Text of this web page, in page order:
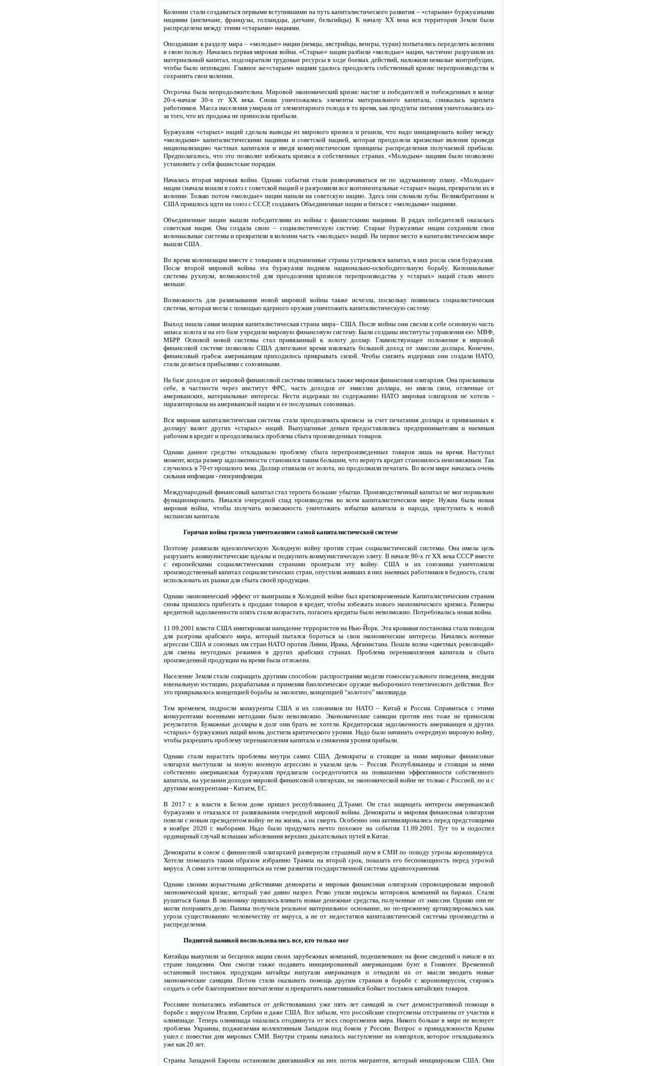
Колонии стали создаваться первыми вступившими на путь капиталистического развития – «старыми» буржуазными
нациями (англичане, французы, голландцы, датчане, бельгийцы). К началу ХХ века вся территория Земли была
распределена между этими «старыми» нациями.
Опоздавшие к разделу мира – «молодые» нации (немцы, австрийцы, венгры, турки) попытались переделить колонии
в свою пользу. Началась первая мировая война. «Старые» нации разбили «молодые» нации, частично разрушили их
материальный капитал, подсократили трудовые ресурсы в ходе боевых действий, наложили немалые контрибуции,
чтобы было неповадно. Главное же«старым» нациям удалось преодолеть собственный кризис перепроизводства и
сохранить свои колонии.
Отсрочка была непродолжительна. Мировой экономический кризис настиг и победителей и побежденных в конце
20-х-начале 30-х гг ХХ века. Снова уничтожались элементы материального капитала, снижалась зарплата
работников. Масса населения умирала от элементарного голода в то время, как продукты питания уничтожались из-
за того, что их продажа не приносила прибыли.
Буржуазия «старых» наций сделала выводы из мирового кризиса и решила, что надо инициировать войну между
«молодыми» капиталистическими нациями и советской нацией, которая преодолела кризисные явления проведя
национализацию частных капиталов и введя коммунистические принципы распределения получаемой прибыли.
Предполагалось, что это позволит избежать кризиса в собственных странах. «Молодым» нациям было позволено
установить у себя фашистские порядки.
Началась вторая мировая война. Однако события стали разворачиваться не по задуманному плану. «Молодые»
нации сначала вошли в союз с советской нацией и разгромили все континентальные «старые» нации, превратили их в
колонии. Только потом «молодые» нации напали на советскую нацию. Здесь они сломали зубы. Великобритании и
США пришлось идти на союз с СССР, создавать Объединенные нации и биться с «молодыми» нациями.
Объединенные нации вышли победителями из войны с фашистскими нациями. В рядах победителей оказалась
советская нация. Она создала свою – социалистическую систему. Старые буржуазные нации сохранили свои
колониальные системы и превратили в колонии часть «молодых» наций. На первое место в капиталистическом мире
вышли США.
Во время колонизации вместе с товарами в подчиненные страны устремлялся капитал, в них росла своя буржуазия.
После второй мировой войны эта буржуазия подняла национально-освободительную борьбу. Колониальные
системы рухнули, возможностей для преодоления кризисов перепроизводства у «старых» наций стало много
меньше.
Возможность для развязывания новой мировой войны также исчезла, поскольку появилась социалистическая
система, которая могла с помощью ядерного оружия уничтожить капиталистическую систему.
Выход нашла самая мощная капиталистическая страна мира– США. После войны они свезли к себе основную часть
запаса золота и на его базе учредили мировую финансовую систему. Были созданы институты управления ею: МВФ,
МБРР. Основой новой системы стал привязанный к золоту доллар. Главенствующее положение в мировой
финансовой системе позволяло США длительное время извлекать большой доход от эмиссии доллара. Конечно,
финансовый грабеж американцам приходилось прикрывать силой. Чтобы снизить издержки они создали НАТО,
стали делиться прибылями с союзниками.
На базе доходов от мировой финансовой системы появилась также мировая финансовая олигархия. Она присваивала
себе, в частности через институт ФРС, часть доходов от эмиссии доллара, но имела свои, отличные от
американских, материальные интересы. Нести издержки по содержанию НАТО мировая олигархия не хотела -
паразитировала на американской нации и ее послушных союзниках.
Вся мировая капиталистическая система стала преодолевать кризисы за счет печатания доллара и привязанных к
доллару валют других «старых» наций. Выпущенные деньги предоставлялись предпринимателям и наемным
рабочим в кредит и преодолевалась проблема сбыта произведенных товаров.
Однако данное средство откладывало проблему сбыта перепроизведенных товаров лишь на время. Наступал
момент, когда размер задолженности становился таким большим, что вернуть кредит становилось невозможным. Так
случилось в 70-гг прошлого века. Доллар отвязали от золота, но продолжили печатать. Во всем мире началась очень
сильная инфляция - гиперинфляция.
Международный финансовый капитал стал терпеть большие убытки. Производственный капитал не мог нормально
функционировать. Начался очередной спад производства во всем капиталистическом мире. Нужна была новая
мировая война, чтобы получить возможность уничтожить избытки капитала и народа, приступить к новой
экспансии капитала.
Горячая война грозила уничтожением самой капиталистической системе
Поэтому развязали идеологическую Холодную войну против стран социалистической системы. Она имела цель
разрушить коммунистические идеалы и подкупить коммунистическую элиту. В начале 90-х гг ХХ века СССР вместе
с европейскими социалистическими странами проиграли эту войну. США и их союзники уничтожили
производственный капитал социалистических стран, опустили живших в них наемных работников в бедность, стали
использовать их рынки для сбыта своей продукции.
Однако экономический эффект от выигрыша в Холодной войне был кратковременным. Капиталистическим странам
снова пришлось прибегать к продаже товаров в кредит, чтобы избежать нового экономического кризиса. Размеры
кредитной задолженности опять стали возрастать, погасить кредиты было невозможно. Потребовалась новая война.
11.09.2001 власти США имитировали нападение террористов на Нью-Йорк. Эта кровавая постановка стала поводом
для разгрома арабского мира, который пытался бороться за свои экономические интересы. Начались военные
агрессии США и союзных им стран НАТО против Ливии, Ирака, Афганистана. Пошла волна «цветных революций»
для смены неугодных режимов в других арабских странах. Проблема перенакопления капитала и сбыта
произведенной продукции на время была отложена.
Население Земли стали сокращать другими способом: распространяя модели гомосексуального поведения, внедряя
ювенальную юстицию, разрабатывая и применяя биологическое оружие выборочного генетического действия. Все
это прикрывалось концепцией борьбы за экологию, концепцией "золотого" миллиарда.
Тем временем, подросли конкуренты США и их союзников по НАТО – Китай и Россия. Справиться с этими
конкурентами военными методами было невозможно. Экономические санкции против них тоже не приносили
результатов. Бумажные доллары в долг они брать не хотели. Кредиторская задолженность американцев и других
«старых» буржуазных наций вновь достигла критического уровня. Надо было начинать очередную мировую войну,
чтобы разрешить проблему перенакопления капитала и снижения уровня прибыли.
Однако стали нарастать проблемы внутри самих США. Демократы и стоящие за ними мировые финансовые
олигархи выступали за новую военную агрессию и указали цель – Россия. Республиканцы и стоящая за ними
собственно американская буржуазия предлагали сосредоточится на повышении эффективности собственного
капитала, на урезании доходов мировой финансовой олигархии, на экономической войне не только с Россией, но и с
другими конкурентами - Китаем, ЕС.
В 2017 г. к власти в Белом доме пришел республиканец Д.Трамп. Он стал защищать интересы американской
буржуазии и отказался от развязывания очередной мировой войны. Демократы и мировая финансовая олигархия
повели с новым президентом войну не на жизнь, а на смерть. Особенно они активизировались перед предстоящими
в ноябре 2020 г. выборами. Надо было придумать нечто похожее на события 11.09.2001. Тут то и подоспел
ординарный случай вспышки заболевания верхних дыхательных путей в Китае.
Демократы в союзе с финансовой олигархией развернули страшный шум в СМИ по поводу угрозы коронавируса.
Хотели помешать таким образом избранию Трампа на второй срок, показать его беспомощность перед угрозой
вируса. А сами хотели попиариться на теме развития государственной системы здравоохранения.
Однако своими корыстными действиями демократы и мировая финансовая олигархия спровоцировали мировой
экономический кризис, который уже давно назрел. Резко упали индексы котировок компаний на биржах. Стали
рушиться банки. В экономику пришлось вливать новые денежные средства, полученные от эмиссии. Однако они не
могли поправить дело. Паника получила реальное материальное основание, но по-прежнему артикулировалась как
угроза существованию человечеству от вируса, а не от недостатков капиталистической системы производства и
распределения.
Поднятой паникой воспользовались все, кто только мог
Китайцы выкупили за бесценок акции своих зарубежных компаний, подешевевших на фоне сведений о начале в из
стране пандемии. Они смогли также подавить инициированный американцами бунт в Гонконге. Временной
остановкой поставок продукции китайцы напугали американцев и отвадили их от мысли вводить новые
экономические санкции. Потом стали оказывать помощь другим странам в борьбе с короновирусом, стараясь
создать о себе благоприятное впечатление и прекратить наметившийся бойкот поставок китайских товаров.
Россияне попытались избавиться от действовавших уже пять лет санкций за счет демонстративной помощи в
борьбе с вирусом Италии, Сербии и даже США. Все забыли, что российские спортсмены отстранены от участия в
олимпиаде. Теперь олимпиада оказалась отодвинута от всех спортсменов мира. Никого больше в мире не волнует
проблема Украины, поджигаемая коллективным Западом под боком у России. Вопрос о принадлежности Крыма
ушел с повестки дня мировых СМИ. Внутри страны началось наступление на олигархов, которое откладывалось
уже как 20 лет.
Страны Западной Европы остановили двигавшийся на них поток мигрантов, который инициировали США. Они